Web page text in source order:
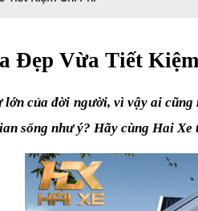
Đẹp Vừa Tiết
của đời người, vì vậy ai
sống như ý? Hãy cùng Hai